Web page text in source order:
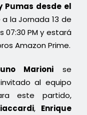
Pumas desde el
la Jornada 13 de
07:30 PM y estará
Amazon Prime.
Marioni se
al equipo
este partido,
, Enrique